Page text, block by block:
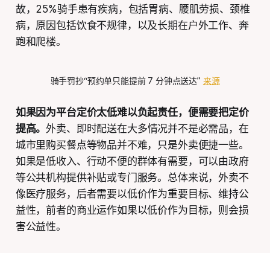
故，25%骑手患有疾病，包括胃病、腰肌劳损、颈椎
病，原因包括饮食不规律，以及长期在户外工作、奔
跑和爬楼。
骑手罚抄“预约单只能提前 7 分钟点送达” 来源
如果因为平台定价太低难以负起责任，便需要把定价
提高。 外卖、即时配送在大多情况并不是必需品，在
城市里购买餐点等物品并不难，只是外卖便捷一些。
如果是低收入、行动不便的群体有需要，可以由政府
等公共机构提供补贴或专门服务。总体来说，外卖不
像医疗服务，后者需要以低价作为重要目标、维持公
益性，前者的商业运作如果以低价作为目标，则会损
害公益性。